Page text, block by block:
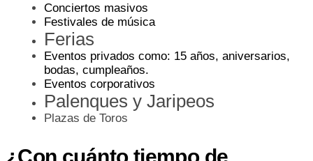
Conciertos masivos
Festivales de música
Ferias
Eventos privados como: 15 años, aniversarios,
bodas, cumpleaños.
Eventos corporativos
Palenques y Jaripeos
Plazas de Toros
¿Con cuánto tiempo de